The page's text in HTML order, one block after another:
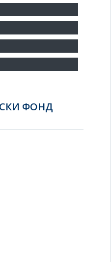
ФОНД